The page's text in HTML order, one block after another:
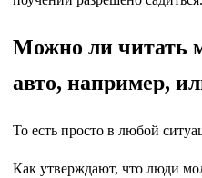
Можно ли читать
авто, например,
То есть просто в любой
Как утверждают, что люди